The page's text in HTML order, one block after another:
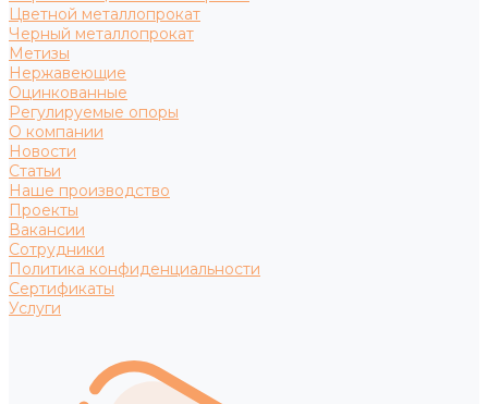
Цветной металлопрокат
Черный металлопрокат
Метизы
Нержавеющие
Оцинкованные
Регулируемые опоры
О компании
Новости
Статьи
Наше производство
Проекты
Вакансии
Сотрудники
Политика конфиденциальности
Сертификаты
Услуги